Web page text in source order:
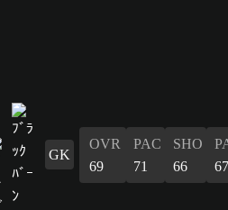
GK
OVR
69
PAC
71
SHO
66
67